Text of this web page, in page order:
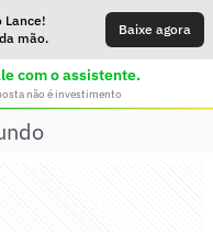
Lance!
mão.
Baixe agora
com o assistente.
não é investimento